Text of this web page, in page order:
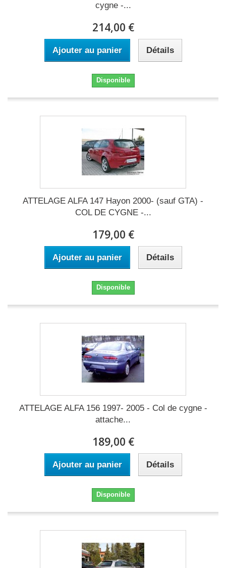
cygne -...
214,00 €
Ajouter au panier Détails
Disponible
ATTELAGE ALFA 147 Hayon 2000- (sauf GTA) -
COL DE CYGNE -...
179,00 €
Ajouter au panier Détails
Disponible
ATTELAGE ALFA 156 1997- 2005 - Col de cygne -
attache...
189,00 €
Ajouter au panier Détails
Disponible